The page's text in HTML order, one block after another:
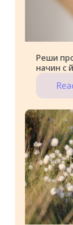
Реши
начин с